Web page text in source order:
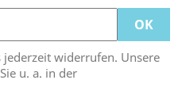
widerrufen. Unsere
u. a. in der